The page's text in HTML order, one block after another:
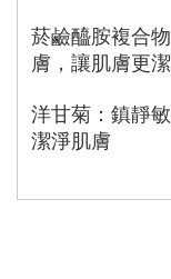
菸鹼醯胺複合
膚，讓肌膚更
洋甘菊：鎮靜
潔淨肌膚